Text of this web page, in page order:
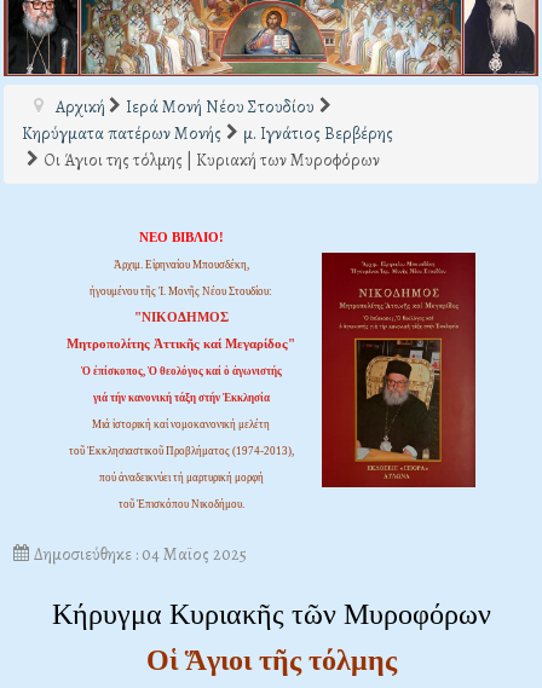
Αρχική
Ιερά Μονή Νέου Στουδίου
Κηρύγματα πατέρων Μονής
μ. Ιγνάτιος Βερβέρης
Οι Άγιοι της τόλμης | Κυριακή των Μυροφόρων
ΝΕΟ ΒΙΒΛΙΟ!
Ἀρχιμ. Εἰρηναίου Μπουσδέκη,
ἡγουμένου τῆς Ἱ. Μονῆς Νέου Στουδίου:
"ΝΙΚΟΔΗΜΟΣ
Μητροπολίτης Ἀττικῆς καί Μεγαρίδος"
Ὁ ἐπίσκοπος, Ὁ θεολόγος καί ὁ ἀγωνιστής
γιά τήν κανονική τάξη στήν Ἐκκλησία
Μιά ἱστορική καί νομοκανονική μελέτη
τοῦ Ἐκκλησιαστικοῦ Προβλήματος (1974-2013),
πού ἀναδεικνύει τή μαρτυρική μορφή
τοῦ Ἐπισκόπου Νικοδήμου.
Δημοσιεύθηκε : 04 Μαϊος 2025
Κήρυγμα Κυριακῆς τῶν Μυροφόρων
Οἱ Ἅγιοι τῆς τόλμης